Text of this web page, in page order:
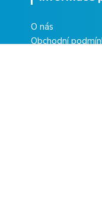
O nás
Obchodní